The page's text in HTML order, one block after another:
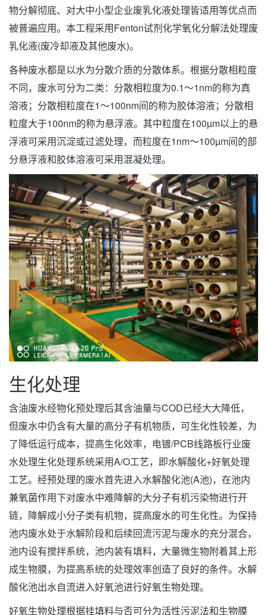
物分解彻底、对大中小型企业废乳化液处理皆适用等优点而
被普遍应用。本工程采用Fenton试剂化学氧化分解法处理废
乳化液(废冷却液及其他废水)。
各种废水都是以水为分散介质的分散体系。根据分散相粒度
不同，废水可分为二类：分散相粒度为0.1～1nm的称为真
溶液；分散相粒度在1～100nm间的称为胶体溶液；分散相
粒度大于100nm的称为悬浮液。其中粒度在100µm以上的悬
浮液可采用沉淀或过滤处理，而粒度在1nm～100µm间的部
分悬浮液和胶体溶液可采用混凝处理。
生化处理
含油废水经物化预处理后其含油量与COD已经大大降低，
但废水中仍含有大量的高分子有机物质，可生化性较差，为
了降低运行成本，提高生化效率，电镀/PCB线路板行业废
水处理生化处理系统采用A/O工艺，即水解酸化+好氧处理
工艺。经预处理的废水首先进入水解酸化池(A池)，在池内
兼氧菌作用下对废水中难降解的大分子有机污染物进行开
链，降解成小分子类有机物，提高废水的可生化性。为保持
池内废水处于水解阶段和后续回流污泥与废水的充分混合，
池内设有搅拌系统，池内装有填料，大量微生物附着其上形
成生物膜，为提高系统的处理效率创造了良好的条件。水解
酸化池出水自流进入好氧池进行好氧生物处理。
好氧生物处理根据挂填料与否可分为活性污泥法和生物膜